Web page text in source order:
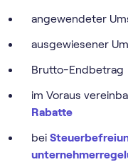
angewendeter
ausgewiesener
Brutto-Endbetrag
im Voraus
Rabatte
bei